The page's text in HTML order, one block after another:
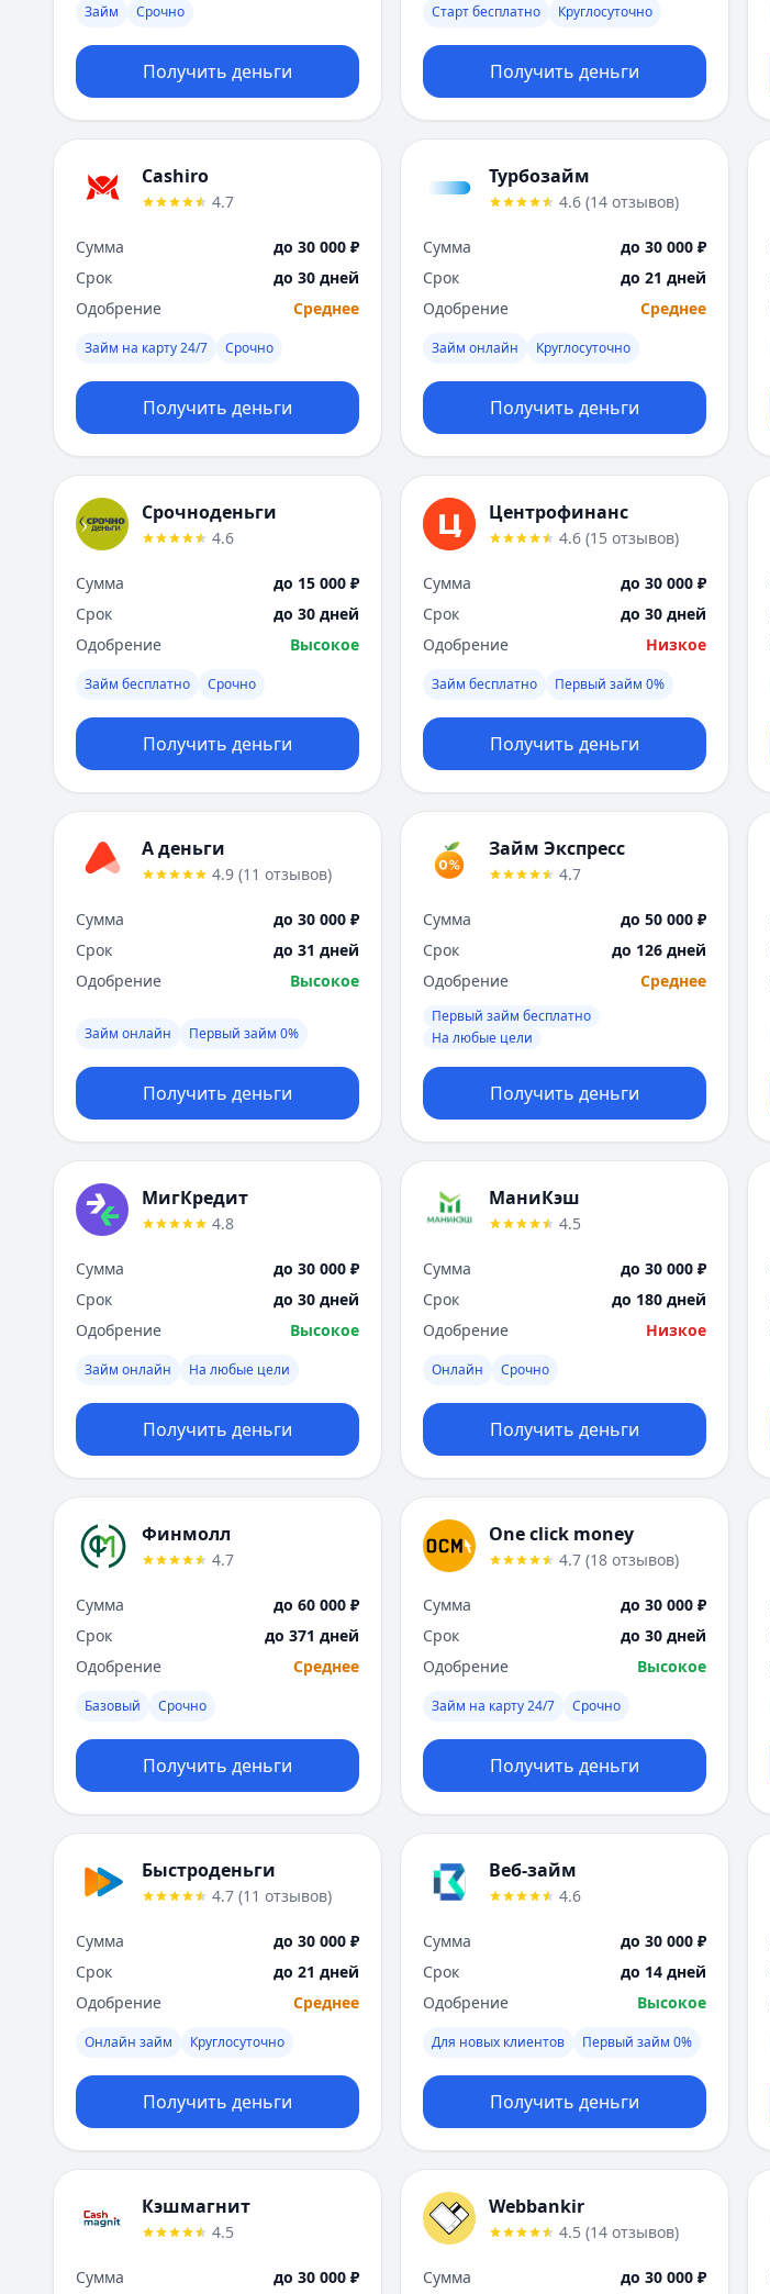
Займ Срочно
Получить деньги
Старт бесплатно Круглосуточно
Получить деньги
Cashiro
4.7
Сумма
до 30 000 ₽
Срок
до 30 дней
Одобрение
Среднее
Займ на карту 24/7 Срочно
Получить деньги
Турбозайм
4.6 (14 отзывов)
Сумма
до 30 000 ₽
Срок
до 21 дней
Одобрение
Среднее
Займ онлайн Круглосуточно
Получить деньги
Срочноденьги
4.6
Сумма
до 15 000 ₽
Срок
до 30 дней
Одобрение
Высокое
Займ бесплатно Срочно
Получить деньги
Центрофинанс
4.6 (15 отзывов)
Сумма
до 30 000 ₽
Срок
до 30 дней
Одобрение
Низкое
Займ бесплатно Первый займ 0%
Получить деньги
А деньги
4.9 (11 отзывов)
Сумма
до 30 000 ₽
Срок
до 31 дней
Одобрение
Высокое
Займ онлайн Первый займ 0%
Получить деньги
Займ Экспресс
4.7
Сумма
до 50 000 ₽
Срок
до 126 дней
Одобрение
Среднее
Первый займ бесплатно
На любые цели
Получить деньги
МигКредит
4.8
Сумма
до 30 000 ₽
Срок
до 30 дней
Одобрение
Высокое
Займ онлайн На любые цели
Получить деньги
МаниКэш
4.5
Сумма
до 30 000 ₽
Срок
до 180 дней
Одобрение
Низкое
Онлайн Срочно
Получить деньги
Финмолл
4.7
Сумма
до 60 000 ₽
Срок
до 371 дней
Одобрение
Среднее
Базовый Срочно
Получить деньги
One click money
4.7 (18 отзывов)
Сумма
до 30 000 ₽
Срок
до 30 дней
Одобрение
Высокое
Займ на карту 24/7 Срочно
Получить деньги
Быстроденьги
4.7 (11 отзывов)
Сумма
до 30 000 ₽
Срок
до 21 дней
Одобрение
Среднее
Онлайн займ Круглосуточно
Получить деньги
Веб-займ
4.6
Сумма
до 30 000 ₽
Срок
до 14 дней
Одобрение
Высокое
Для новых клиентов Первый займ 0%
Получить деньги
Кэшмагнит
4.5
Сумма до 30 000 ₽
Webbankir
4.5 (14 отзывов)
Сумма до 30 000 ₽